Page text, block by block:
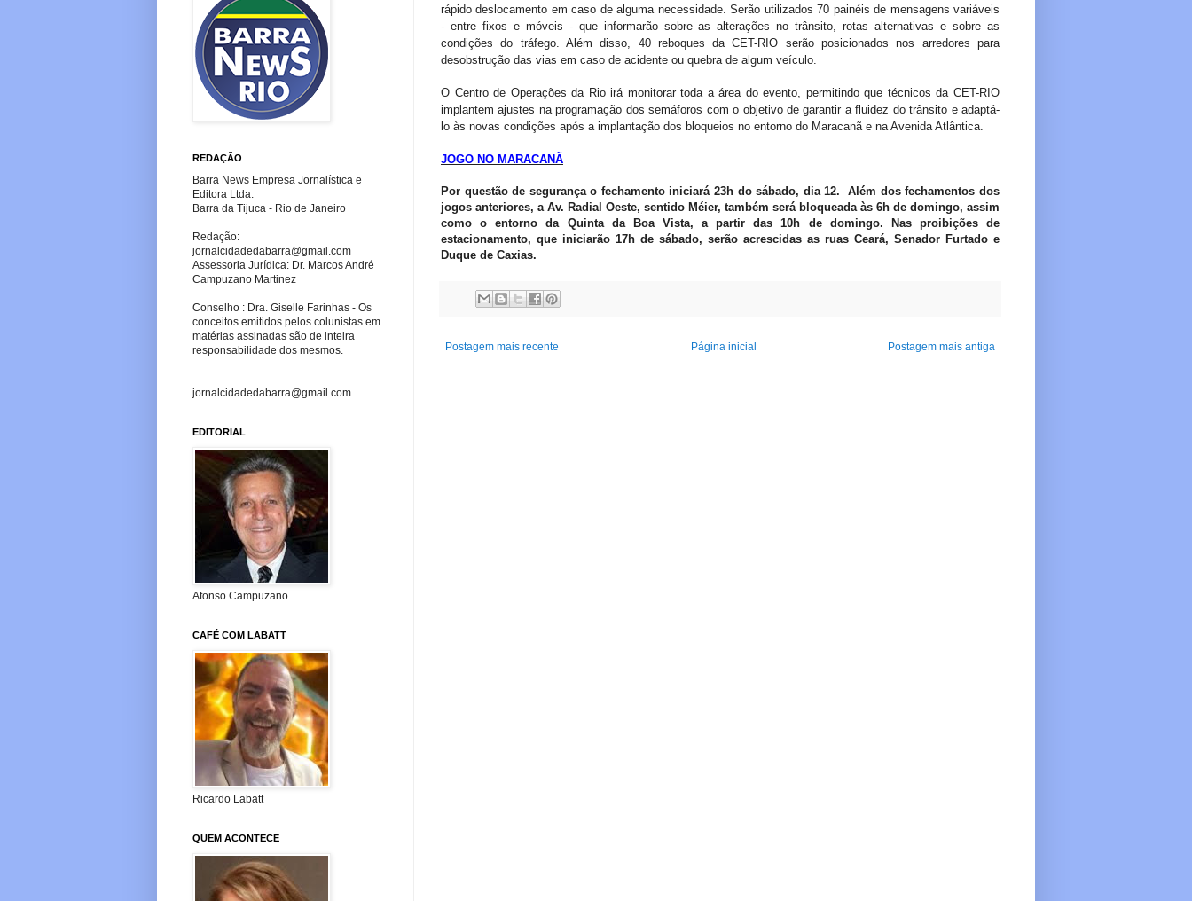
rápido deslocamento em caso de alguma necessidade. Serão utilizados 70 painéis de mensagens variáveis
- entre fixos e móveis - que informarão sobre as alterações no trânsito, rotas alternativas e sobre as
condições do tráfego. Além disso, 40 reboques da CET-RIO serão posicionados nos arredores para
desobstrução das vias em caso de acidente ou quebra de algum veículo.
O Centro de Operações da Rio irá monitorar toda a área do evento, permitindo que técnicos da CET-RIO
implantem ajustes na programação dos semáforos com o objetivo de garantir a fluidez do trânsito e adaptá-
lo às novas condições após a implantação dos bloqueios no entorno do Maracanã e na Avenida Atlântica.
JOGO NO MARACANÃ
Por questão de segurança o fechamento iniciará 23h do sábado, dia 12. Além dos fechamentos dos
jogos anteriores, a Av. Radial Oeste, sentido Méier, também será bloqueada às 6h de domingo, assim
como o entorno da Quinta da Boa Vista, a partir das 10h de domingo. Nas proibições de
estacionamento, que iniciarão 17h de sábado, serão acrescidas as ruas Ceará, Senador Furtado e
Duque de Caxias.
Postagem mais recente Postagem mais antiga
Página inicial
REDAÇÃO
Barra News Empresa Jornalística e
Editora Ltda.
Barra da Tijuca - Rio de Janeiro
Redação:
jornalcidadedabarra@gmail.com
Assessoria Jurídica: Dr. Marcos André
Campuzano Martinez
Conselho : Dra. Giselle Farinhas - Os
conceitos emitidos pelos colunistas em
matérias assinadas são de inteira
responsabilidade dos mesmos.
jornalcidadedabarra@gmail.com
EDITORIAL
Afonso Campuzano
CAFÉ COM LABATT
Ricardo Labatt
QUEM ACONTECE